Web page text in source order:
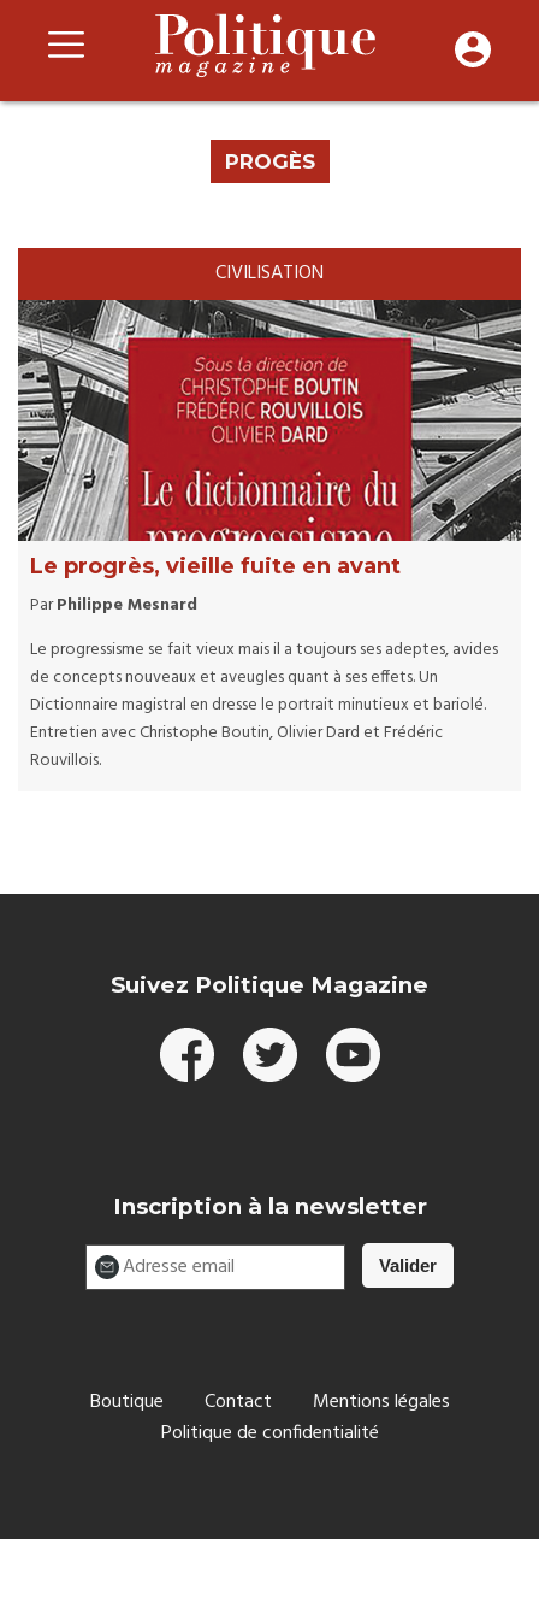
PROGÈS
CIVILISATION
Le progrès, vieille fuite en avant
ParPhilippe Mesnard
Le progressisme se fait vieux mais il a toujours ses adeptes, avides
de concepts nouveaux et aveugles quant à ses effets. Un
Dictionnaire magistral en dresse le portrait minutieux et bariolé.
Entretien avec Christophe Boutin, Olivier Dard et Frédéric
Rouvillois.
Suivez Politique Magazine
Inscription à la newsletter
Boutique Contact
Mentions légales
Politique de confidentialité